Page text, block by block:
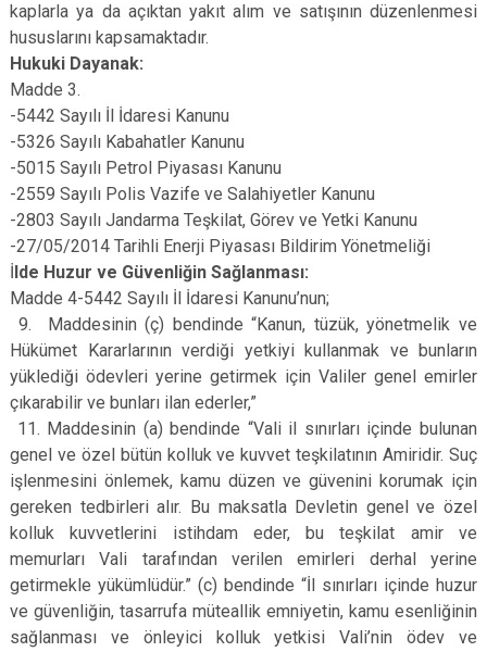
kaplarla ya da açıktan yakıt alım ve satışının düzenlenmesi
hususlarını kapsamaktadır.
Hukuki Dayanak:
Madde 3.
-5442 Sayılı İl İdaresi Kanunu
-5326 Sayılı Kabahatler Kanunu
-5015 Sayılı Petrol Piyasası Kanunu
-2559 Sayılı Polis Vazife ve Salahiyetler Kanunu
-2803 Sayılı Jandarma Teşkilat, Görev ve Yetki Kanunu
-27/05/2014 Tarihli Enerji Piyasası Bildirim Yönetmeliği
İlde Huzur ve Güvenliğin Sağlanması:
Madde 4-5442 Sayılı İl İdaresi Kanunu’nun;
9. Maddesinin (ç) bendinde “Kanun, tüzük, yönetmelik ve
Hükümet Kararlarının verdiği yetkiyi kullanmak ve bunların
yüklediği ödevleri yerine getirmek için Valiler genel emirler
çıkarabilir ve bunları ilan ederler,”
11. Maddesinin (a) bendinde “Vali il sınırları içinde bulunan
genel ve özel bütün kolluk ve kuvvet teşkilatının Amiridir. Suç
işlenmesini önlemek, kamu düzen ve güvenini korumak için
gereken tedbirleri alır. Bu maksatla Devletin genel ve özel
kolluk kuvvetlerini istihdam eder, bu teşkilat amir ve
memurları Vali tarafından verilen emirleri derhal yerine
getirmekle yükümlüdür.” (c) bendinde “İl sınırları içinde huzur
ve güvenliğin, tasarrufa müteallik emniyetin, kamu esenliğinin
sağlanması ve önleyici kolluk yetkisi Vali’nin ödev ve